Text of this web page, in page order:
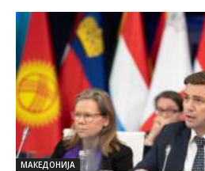
МАКЕДОНИЈА